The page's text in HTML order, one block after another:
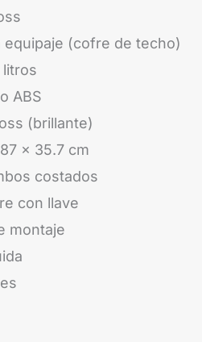
equipaje (cofre de techo)
litros
ABS
(brillante)
x 35.7 cm
costados
con llave
montaje